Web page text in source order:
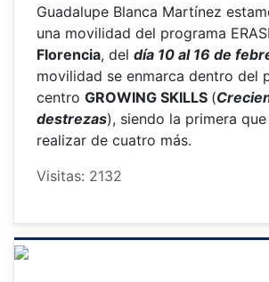
Guadalupe Blanca Martínez
una movilidad del programa
Florencia, del día 10 al 16 de
movilidad se enmarca dentro del
centro GROWING SKILLS (
destrezas), siendo la primera
realizar de cuatro más.
Visitas: 2132